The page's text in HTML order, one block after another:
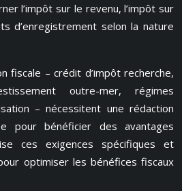
l’impôt sur le revenu, l’impôt sur
d’enregistrement selon la nature
fiscale – crédit d’impôt recherche,
outre-mer, régimes
– nécessitent une rédaction
pour bénéficier des avantages
ces exigences spécifiques et
optimiser les bénéfices fiscaux